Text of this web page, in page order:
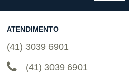
ATENDIMENTO
(41) 3039 6901
(41) 3039 6901